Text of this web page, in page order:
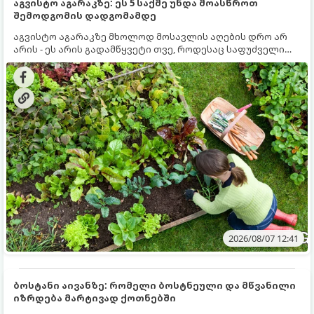
აგვისტო აგარაკზე: ეს 5 საქმე უნდა მოასწროთ
შემოდგომის დადგომამდე
აგვისტო აგარაკზე მხოლოდ მოსავლის აღების დრო არ
არის - ეს არის გადამწყვეტი თვე, როდესაც საფუძველი
ეყრება მომავალი წლის მოსავალს და ბაღი მზადდება
შემოდგომა-ზამთრის სეზონისთვის. იმისათვის, რომ
ნიადაგმა ენერგია აღიდგინოს, ხოლო მცენარეებმა
ზამთარს გაუძლონ, აგვისტოს ბოლომდე 5
მნიშვნელოვანი საქმის გაკეთება უნდა მოასწროთ:
2026/08/07 12:41
ბოსტანი აივანზე: რომელი ბოსტნეული და მწვანილი
იზრდება მარტივად ქოთნებში